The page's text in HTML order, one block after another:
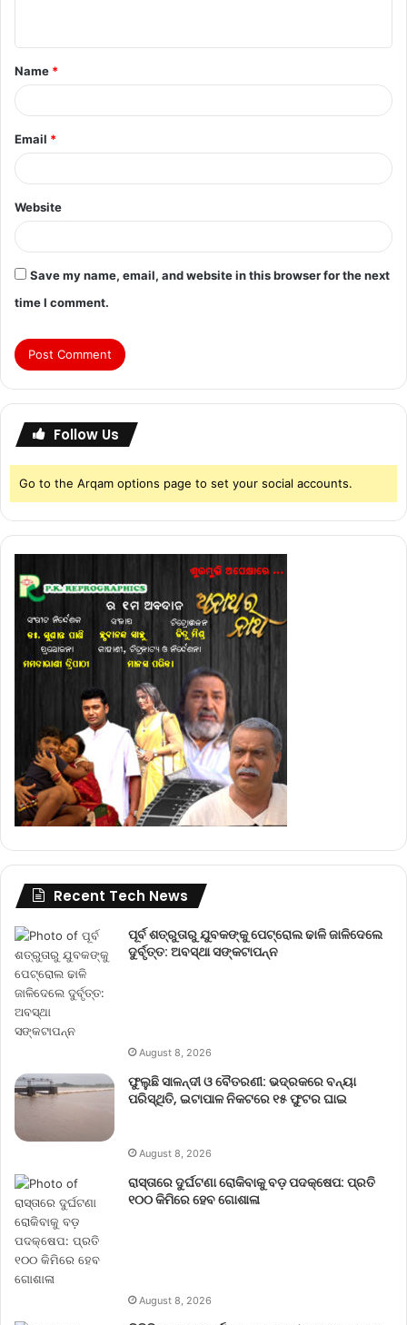
Name *
Email *
Website
Save my name, email, and website in this browser for the next
time I comment.
Follow Us
Go to the Arqam options page to set your social accounts.
Recent Tech News
ପୂର୍ବ ଶତ୍ରୁତାରୁ ଯୁବକଙ୍କୁ ପେଟ୍ରୋଲ ଢାଳି ଜାଳିଦେଲେ
ଦୁର୍ବୃତ୍ତ: ଅବସ୍ଥା ସଙ୍କଟାପନ୍ନ
August 8, 2026
ଫୁଲୁଛି ସାଳନ୍ଦୀ ଓ ବୈତରଣୀ: ଭଦ୍ରକରେ ବନ୍ୟା
ପରିସ୍ଥିତି, ଇଟାପାଳ ନିକଟରେ ୧୫ ଫୁଟର ଘାଇ
August 8, 2026
ରାସ୍ତାରେ ଦୁର୍ଘଟଣା ରୋକିବାକୁ ବଡ଼ ପଦକ୍ଷେପ: ପ୍ରତି
୧୦୦ କିମିରେ ହେବ ଗୋଶାଳା
August 8, 2026